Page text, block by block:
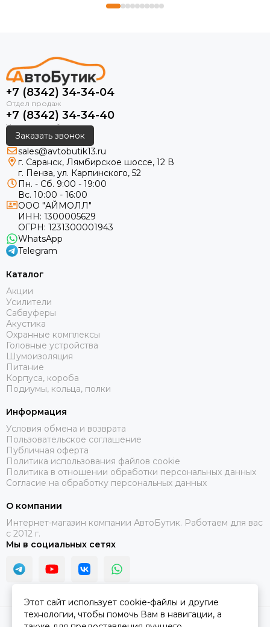
+7 (8342) 34-34-04
+7 (8342) 34-34-40
Заказать звонок
sales@avtobutik13.ru
г. Саранск, Лямбирское шоссе, 12 В
г. Пенза, ул. Карпинского, 52
Пн. - Сб. 9:00 - 19:00
Вс. 10:00 - 16:00
ООО "АЙМОЛЛ"
ИНН: 1300005629
ОГРН: 1231300001943
WhatsApp
Telegram
Каталог
Акции
Усилители
Сабвуферы
Акустика
Охранные комплексы
Головные устройства
Шумоизоляция
Питание
Корпуса, короба
Подиумы, кольца, полки
Информация
Условия обмена и возврата
Пользовательское соглашение
Публичная оферта
Политика использования файлов cookie
Политика в отношении обработки персональных данных
Согласие на обработку персональных данных
О компании
Интернет-магазин компании АвтоБутик. Работаем для вас
с 2012 г.
Мы в социальных сетях
2026 © АвтоБутик.Карта сайта
Этот сайт использует cookie-файлы и другие
технологии, чтобы помочь Вам в навигации, а